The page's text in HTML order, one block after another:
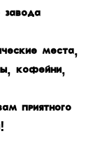
завода
места,
кофейни,
приятного